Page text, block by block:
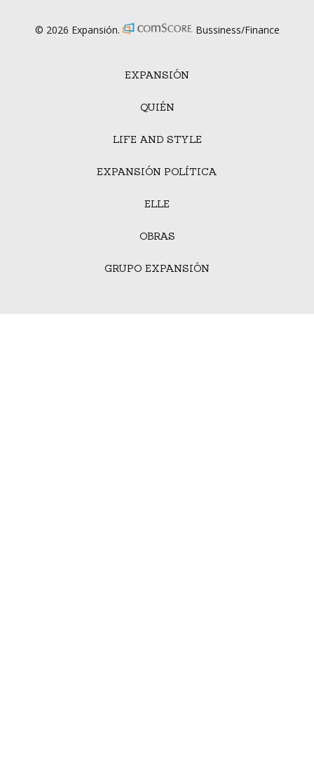
EXPANSIÓN
QUIÉN
LIFE AND STYLE
EXPANSIÓN POLÍTICA
ELLE
OBRAS
GRUPO EXPANSIÓN
© 2026 Expansión. Bussiness/Finance